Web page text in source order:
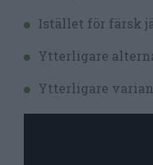
Istället för färsk
Ytterligare
Ytterligare